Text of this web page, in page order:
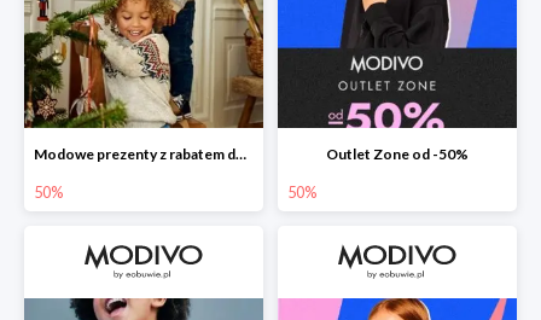
Modowe prezenty z rabatem do -50%
50%
Outlet Zone od -50%
50%